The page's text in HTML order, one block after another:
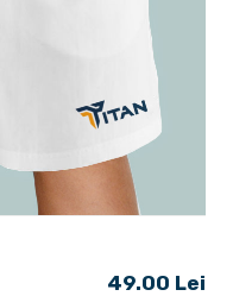
49.00 Lei